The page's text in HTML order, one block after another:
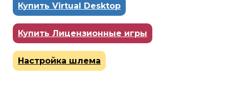
Купить Virtual Desktop
Купить Лицензионные игры
Настройка шлема